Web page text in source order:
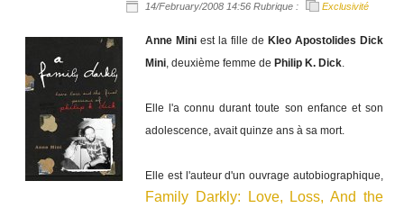
Contact
Rechercher
14/February/2008 14:56 Rubrique : Exclusivité
Anne Mini est la fille de Kleo Apostolides Dick
Mini, deuxième femme de Philip K. Dick.
Elle l'a connu durant toute son enfance et son
adolescence, avait quinze ans à sa mort.
Elle est l'auteur d'un ouvrage autobiographique,
Family Darkly: Love, Loss, And the